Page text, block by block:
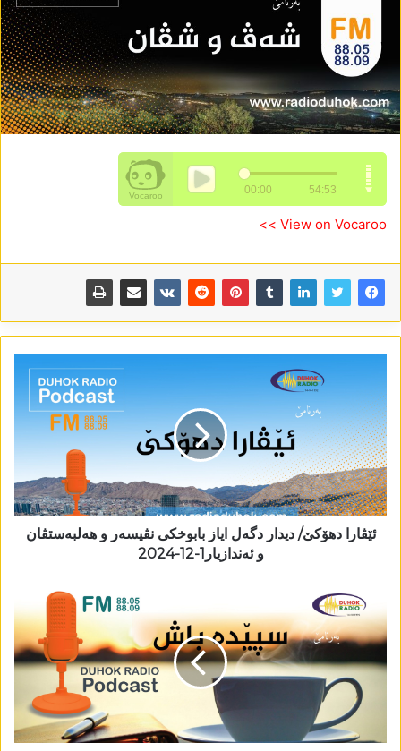
View on Vocaroo >>
ئێڤارا دھۆکێ/ دیدار دگەل ایاز بابوخکی نڤیسەر و ھەلبەستڤان
و ئەندازیار1-12-2024